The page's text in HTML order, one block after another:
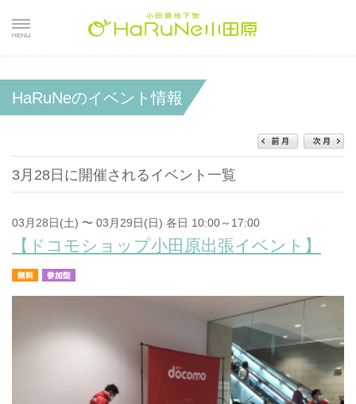
HaRuNeのイベント情報
3月28日に開催されるイベント一覧
03月28日(土) 〜 03月29日(日) 各日 10:00～17:00
【ドコモショップ小田原出張イベント】